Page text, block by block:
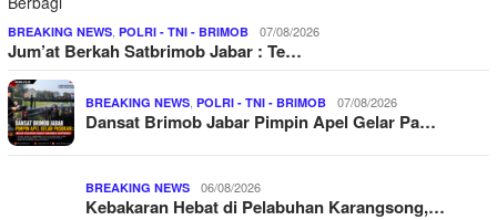
BREAKING NEWS POLRI - TNI - BRIMOB 07/08/2026
Jum’at Berkah Satbrimob Jabar : Te…
BREAKING NEWS POLRI - TNI - BRIMOB 07/08/2026
Dansat Brimob Jabar Pimpin Apel Gelar Pa…
BREAKING NEWS 06/08/2026
Kebakaran Hebat di Pelabuhan Karangsong,…